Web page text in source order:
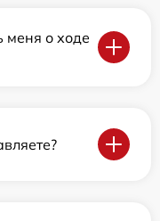
меня о ходе